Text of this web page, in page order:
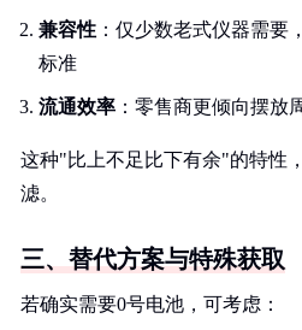
兼容性 ：仅少数老式仪器需
标准
流通效率 ：零售商更倾向摆放
这种"比上不足比下有余"的特性
滤。
三、替代方案与特殊获取
若确实需要0号电池，可考虑：